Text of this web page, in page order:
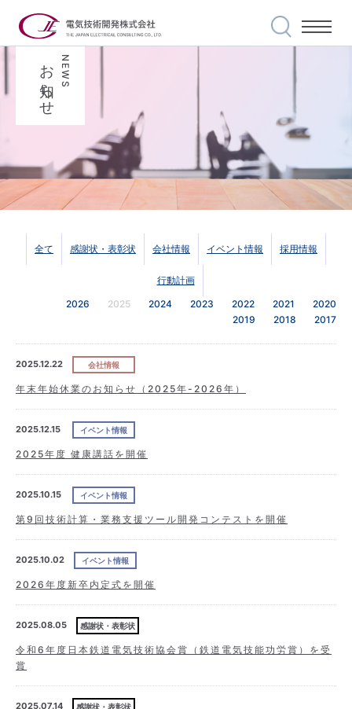
私たちの使命
安全・品質への
取り組み
事業案内
実績紹介
会社案内
代表メッセージ
企業情報
沿革
受賞歴・論文
NEWS
お知らせ
全て 感謝状・表彰状 会社情報 イベント情報 採用情報
行動計画
2026
2025 2024 2023 2022 2021
2020
2019
2018 2017
2025.12.22 会社情報
年末年始休業のお知らせ（2025年-2026年）
2025.12.15 イベント情報
2025年度 健康講話を開催
2025.10.15 イベント情報
第9回技術計算・業務支援ツール開発コンテストを開催
2025.10.02 イベント情報
2026年度新卒内定式を開催
2025.08.05 感謝状・表彰状
令和6年度日本鉄道電気技術協会賞（鉄道電気技能功労賞）を受
賞
2025.07.14 感謝状・表彰状